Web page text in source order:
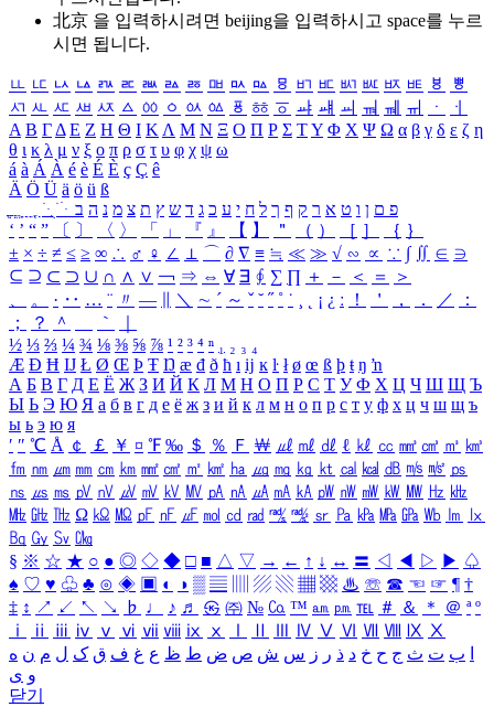
北京 을 입력하시려면 beijing을 입력하시고 space를 누르
시면 됩니다.
ㅥ ㅦ ㅧ ㅨ ㅩ ㅪ ㅫ ㅬ ㅭ ㅮ ㅯ ㅰ ㅱ ㅲ ㅳ ㅴ ㅵ ㅶ ㅷ ㅸ
ㅹ
ㅺ ㅻ ㅼ ㅽ ㅾ ㅿ ㆀ ㆁ ㆂ ㆃ ㆄ ㆅ ㆆ ㆇ ㆈ ㆉ ㆊ ㆋ ㆌ ㆍ
ㆎ
Α Β ΓΔ Ε Ζ Η Θ Ι ΚΛ Μ Ν Ξ Ο Π Ρ Σ ΤΥ Φ Χ Ψ Ω α β γ δ ε ζ η
θ ι κ λ μ ν ξ ο π ρ σ τ υ φ χ ψ ω
á à Á À é è É È ç Ç ê
Ä Ö Ü ä ö ü ß
ִֶֹ ֻּ ׁׂ פ ם ן ו ט א ר ק ף ך ל ח י ע כ ג ד ש ץ ת צ מ נ ה ב
‘ ’ “ ” 〔 〕 〈 〉 「 」 『 』 【 】 ＂ （ ） ［ ］ ｛ ｝
± × ÷ ≠ ≤ ≥ ∞ ∴ ♂ ♀ ∠ ⊥ ⌒ ∂ ∇ ≡ ≒ ≪ ≫ √ ∽ ∝ ∵ ∫ ∬ ∈ ∋
⊆ ⊇ ⊂ ⊃ ∪ ∩ ∧ ∨ ￢ ⇒ ⇔ ∀ ∃ ∮ ∑ ∏ ＋ － ＜ ＝
＞
、
。 · ‥ … ¨ 〃 ― ＼ ∼ ´ ～ ˇ ˘ ˝ ˚ ˙ ¸ ¡ ¿ ː ！ ＇ ， ． ／
：
；
？ ＾ ｀
½ ⅓ ⅔ ¼ ¾ ⅛ ⅜ ⅝ ⅞ ¹ ² ³ ⁴ ⁿ ₁ ₂ ₃ ₄
Æ Ð Ħ Ĳ Ł Ø Œ Þ Ŧ Ŋ æ đ ð ħ ı ĳ ĸ ŀ ł ø œ ß þ ŧ ŋ ŉ
А Б В Г Д Е Ё Ж З И Й К Л М Н О П Р С Т У Ф Х Ц Ч Ш Щ Ъ
Ы Ь Э Ю Я а б в г д е ё ж з и й к л м н о п р с т у ф х ц ч ш щ ъ
ы ь э ю я
′ ″ ℃ Å ￠ ￡ ￥ ¤ ℉ ‰ ＄ ％ Ｆ ￦ ㎕ ㎖ ㎗ ℓ ㎘ ㏄ ㎣ ㎤ ㎥ ㎦
㎙ ㎚ ㎛ ㎜ ㎝ ㎞ ㎟ ㎠ ㎡ ㎢ ㏊ ㎍ ㎎ ㎏ ㏏ ㎈ ㎉ ㏈ ㎧ ㎨ ㎰
㎱ ㎲ ㎳ ㎴ ㎵ ㎶ ㎷ ㎸ ㎹ ㎀ ㎁ ㎂ ㎃ ㎄ ㎺ ㎻ ㎽ ㎾ ㎿ ㎐ ㎑
㎒ ㎓ ㎔ Ω ㏀ ㏁ ㎊ ㎋ ㎌ ㏖ ㏅ ㎭ ㎮ ㎯ ㏛ ㎩ ㎪ ㎫ ㎬ ㏝ ㏐
㏓
㏃ ㏉ ㏜ ㏆
§ ※ ☆ ★ ○ ● ◎ ◇ ◆ □ ■ △ ▽ → ← ↑ ↓ ↔ 〓 ◁ ◀ ▷ ▶ ♤
♠ ♡ ♥ ♧ ♣ ⊙ ◈ ▣ ◐ ◑ ▒ ▤ ▨ ▧ ▦ ▩ ♨ ☏ ☎ ☜ ☞ ¶ †
‡ ↕ ↗ ↙ ↖ ↘ ♭ ♩ ♪ ♬ ㉿ ㈜ № ㏇ ™ ㏂ ㏘ ℡ ＃ ＆ ＊ ＠ ª º
ⅰ
ⅱ ⅲ ⅳ ⅴ ⅵ ⅶ ⅷ ⅸ ⅹ Ⅳ Ⅴ Ⅵ Ⅶ Ⅷ Ⅸ Ⅹ
ب ت ث ج ح خ د ذ ر ز س ش ص ض ط ظ ع غ ف ق ک ل م ن ه
و ی
닫기